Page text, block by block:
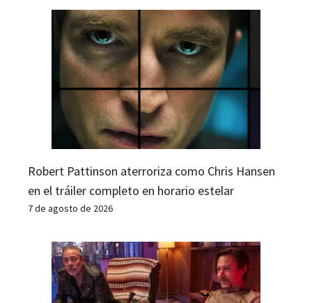
Robert Pattinson aterroriza como Chris Hansen
en el tráiler completo en horario estelar
7 de agosto de 2026